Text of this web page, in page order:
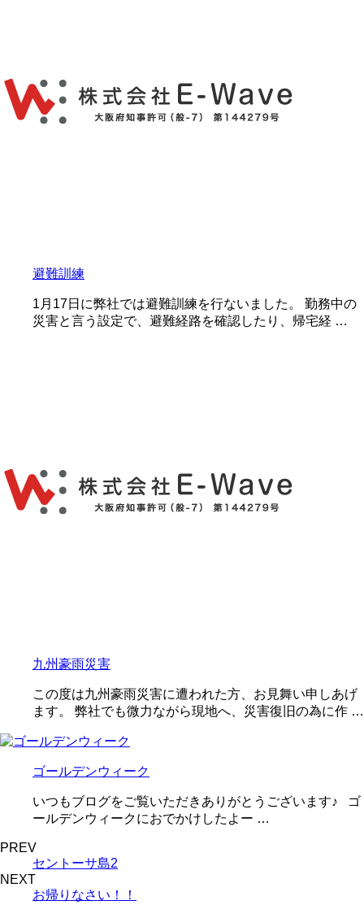
避難訓練
1月17日に弊社では避難訓練を行ないました。 勤務中の
災害と言う設定で、避難経路を確認したり、帰宅経 …
九州豪雨災害
この度は九州豪雨災害に遭われた方、お見舞い申しあげ
ます。 弊社でも微力ながら現地へ、災害復旧の為に作 …
ゴールデンウィーク
いつもブログをご覧いただきありがとうございます♪ ゴ
ールデンウィークにおでかけしたよー …
PREV
セントーサ島2
NEXT
お帰りなさい！！